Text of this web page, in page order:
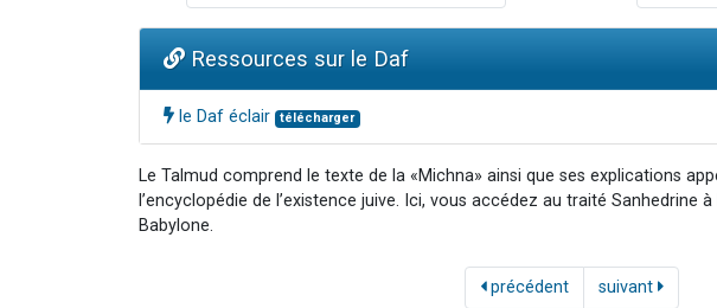
Ressources sur le Daf
le Daf éclair télécharger
Le Talmud comprend le texte de la «Michna» ainsi que ses explications
l’encyclopédie de l’existence juive. Ici, vous accédez au traité Sanhedrine
Babylone.
précédent suivant